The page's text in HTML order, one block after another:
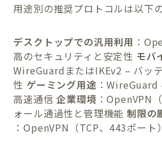
用途別の推奨プロトコルは以下
デスクトップでの汎用利用 ：
高のセキュリティと安定性 モバ
WireGuardまたはIKEv2 – バッ
性 ゲーミング用途 ：
高速通信企業環境 ：OpenVPN
ォール通過性と管理機能制限の
：OpenVPN（TCP、443ポート